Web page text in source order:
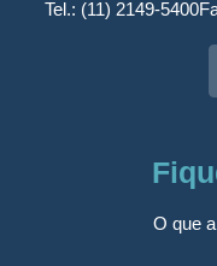
Tel.: (11) 2149-5400
O que